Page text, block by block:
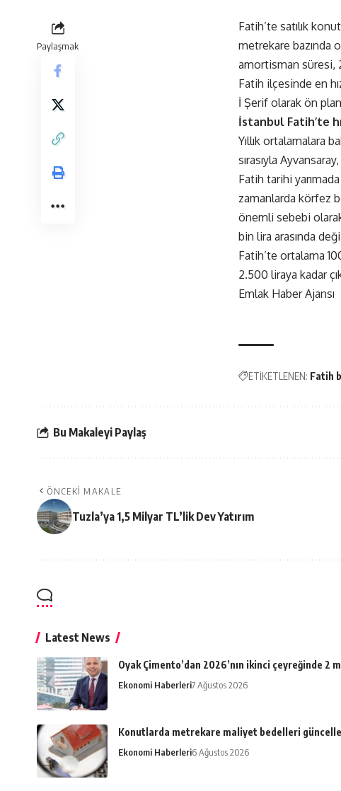
Paylaşmak
Fatih’te satılık
metrekare bazında
amortisman süresi,
Fatih ilçesinde en
İ Şerif olarak ön
İstanbul Fatih’te
Yıllık ortalamalara
sırasıyla
Fatih tarihi
zamanlarda körfez
önemli sebebi
bin lira arasında
Fatih’te ortalama
2.500 liraya kadar
Emlak Haber Ajansı
ETİKETLENEN: Fatih
Bu Makaleyi Paylaş
ÖNCEKI MAKALE
Tuzla’ya 1,5 Milyar TL’lik Dev Yatırım
Latest News
Oyak Çimento’dan 2026’nın ikinci çeyreğinde 2
Ekonomi Haberleri7 Ağustos 2026
Konutlarda metrekare maliyet bedelleri
Ekonomi Haberleri6 Ağustos 2026